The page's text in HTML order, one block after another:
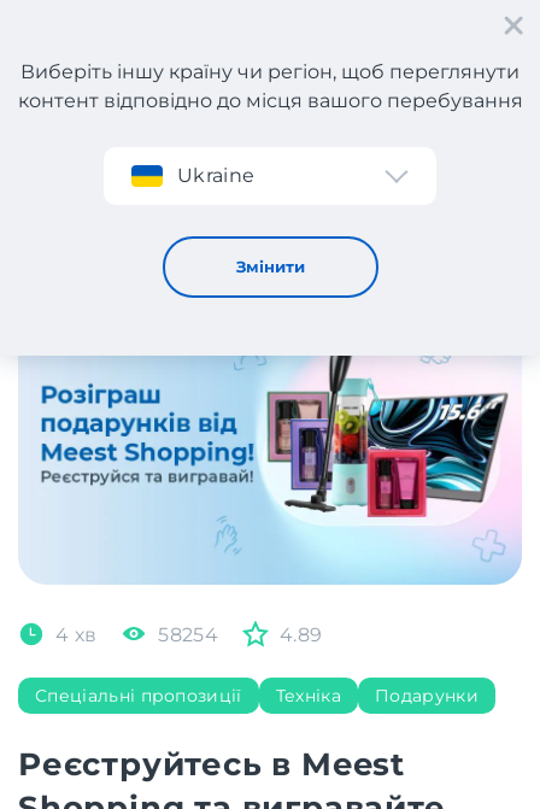
Реєстрація
Виберіть іншу країну чи регіон, щоб переглянути
контент відповідно до місця вашого перебування
Ukraine
Змінити
Реєструйтесь в Meest Shopping та вигравайте
подарунки!
4 хв 58254 4.89
Спеціальні пропозиції Техніка Подарунки
Реєструйтесь в Meest